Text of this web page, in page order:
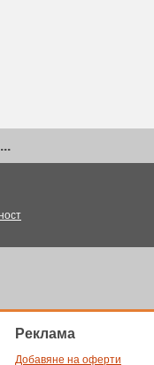
Pеклама
Добавяне на оферти